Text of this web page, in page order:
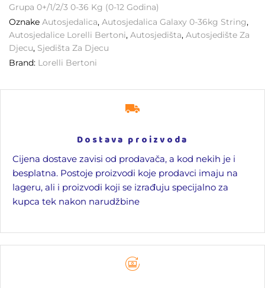
Grupa 0+/1/2/3 0-36 Kg (0-12 Godina)
Oznake Autosjedalica, Autosjedalica Galaxy 0-36kg String,
Autosjedalice Lorelli Bertoni, Autosjedišta, Autosjedište Za
Djecu, Sjedišta Za Djecu
Brand: Lorelli Bertoni
Dostava proizvoda
Cijena dostave zavisi od prodavača, a kod nekih je i
besplatna. Postoje proizvodi koje prodavci imaju na
lageru, ali i proizvodi koji se izrađuju specijalno za
kupca tek nakon narudžbine